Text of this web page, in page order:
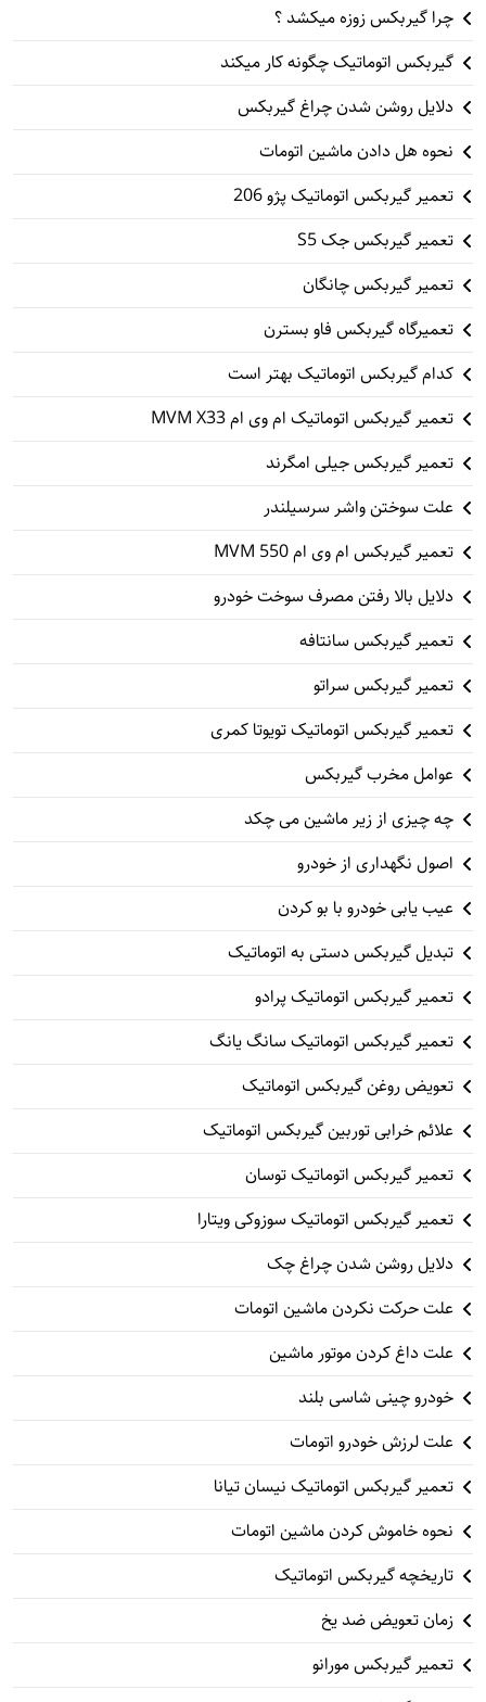
چرا گیربکس زوزه میکشد ؟
گیربکس اتوماتیک چگونه کار میکند
دلایل روشن شدن چراغ گیربکس
نحوه هل دادن ماشین اتومات
تعمیر گیربکس اتوماتیک پژو 206
تعمیر گیربکس جک S5
تعمیر گیربکس چانگان
تعمیرگاه گیربکس فاو بسترن
کدام گیربکس اتوماتیک بهتر است
تعمیر گیربکس اتوماتیک ام وی ام MVM X33
تعمیر گیربکس جیلی امگرند
علت سوختن واشر سرسیلندر
تعمیر گیربکس ام وی ام 550 MVM
دلایل بالا رفتن مصرف سوخت خودرو
تعمیر گیربکس سانتافه
تعمیر گیربکس سراتو
تعمیر گیربکس اتوماتیک تویوتا کمری
عوامل مخرب گیربکس
چه چیزی از زیر ماشین می چکد
اصول نگهداری از خودرو
عیب یابی خودرو با بو کردن
تبدیل گیربکس دستی به اتوماتیک
تعمیر گیربکس اتوماتیک پرادو
تعمیر گیربکس اتوماتیک سانگ یانگ
تعویض روغن گیربکس اتوماتیک
علائم خرابی توربین گیربکس اتوماتیک
تعمیر گیربکس اتوماتیک توسان
تعمیر گیربکس اتوماتیک سوزوکی ویتارا
دلایل روشن شدن چراغ چک
علت حرکت نکردن ماشین اتومات
علت داغ کردن موتور ماشین
خودرو چینی شاسی بلند
علت لرزش خودرو اتومات
تعمیر گیربکس اتوماتیک نیسان تیانا
نحوه خاموش کردن ماشین اتومات
تاریخچه گیربکس اتوماتیک
زمان تعویض ضد یخ
تعمیر گیربکس مورانو